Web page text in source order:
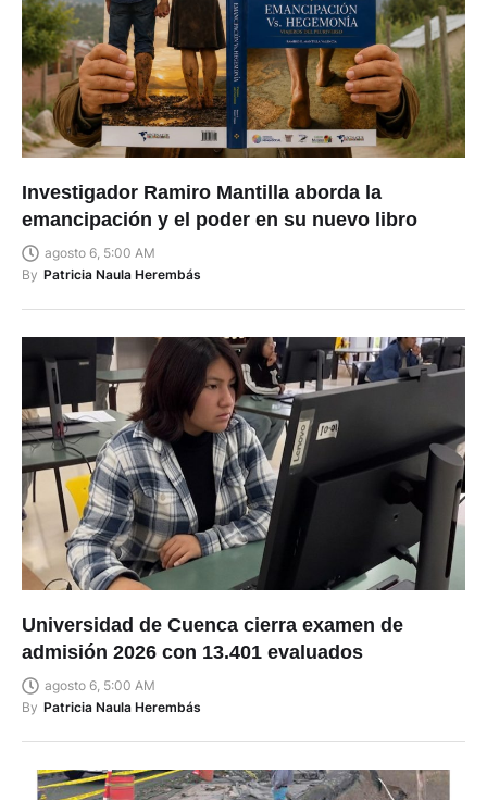
Investigador Ramiro Mantilla aborda la
emancipación y el poder en su nuevo libro
agosto 6, 5:00 AM
By Patricia Naula Herembás
Universidad de Cuenca cierra examen de
admisión 2026 con 13.401 evaluados
agosto 6, 5:00 AM
By Patricia Naula Herembás